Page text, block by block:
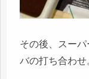
その後、スー
バの打ち合わせ